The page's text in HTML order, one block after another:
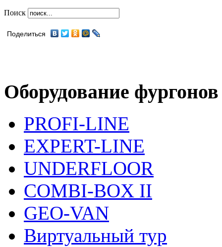
Поиск
Поделиться
Оборудование фургонов
PROFI-LINE
EXPERT-LINE
UNDERFLOOR
COMBI-BOX II
GEO-VAN
Виртуальный тур